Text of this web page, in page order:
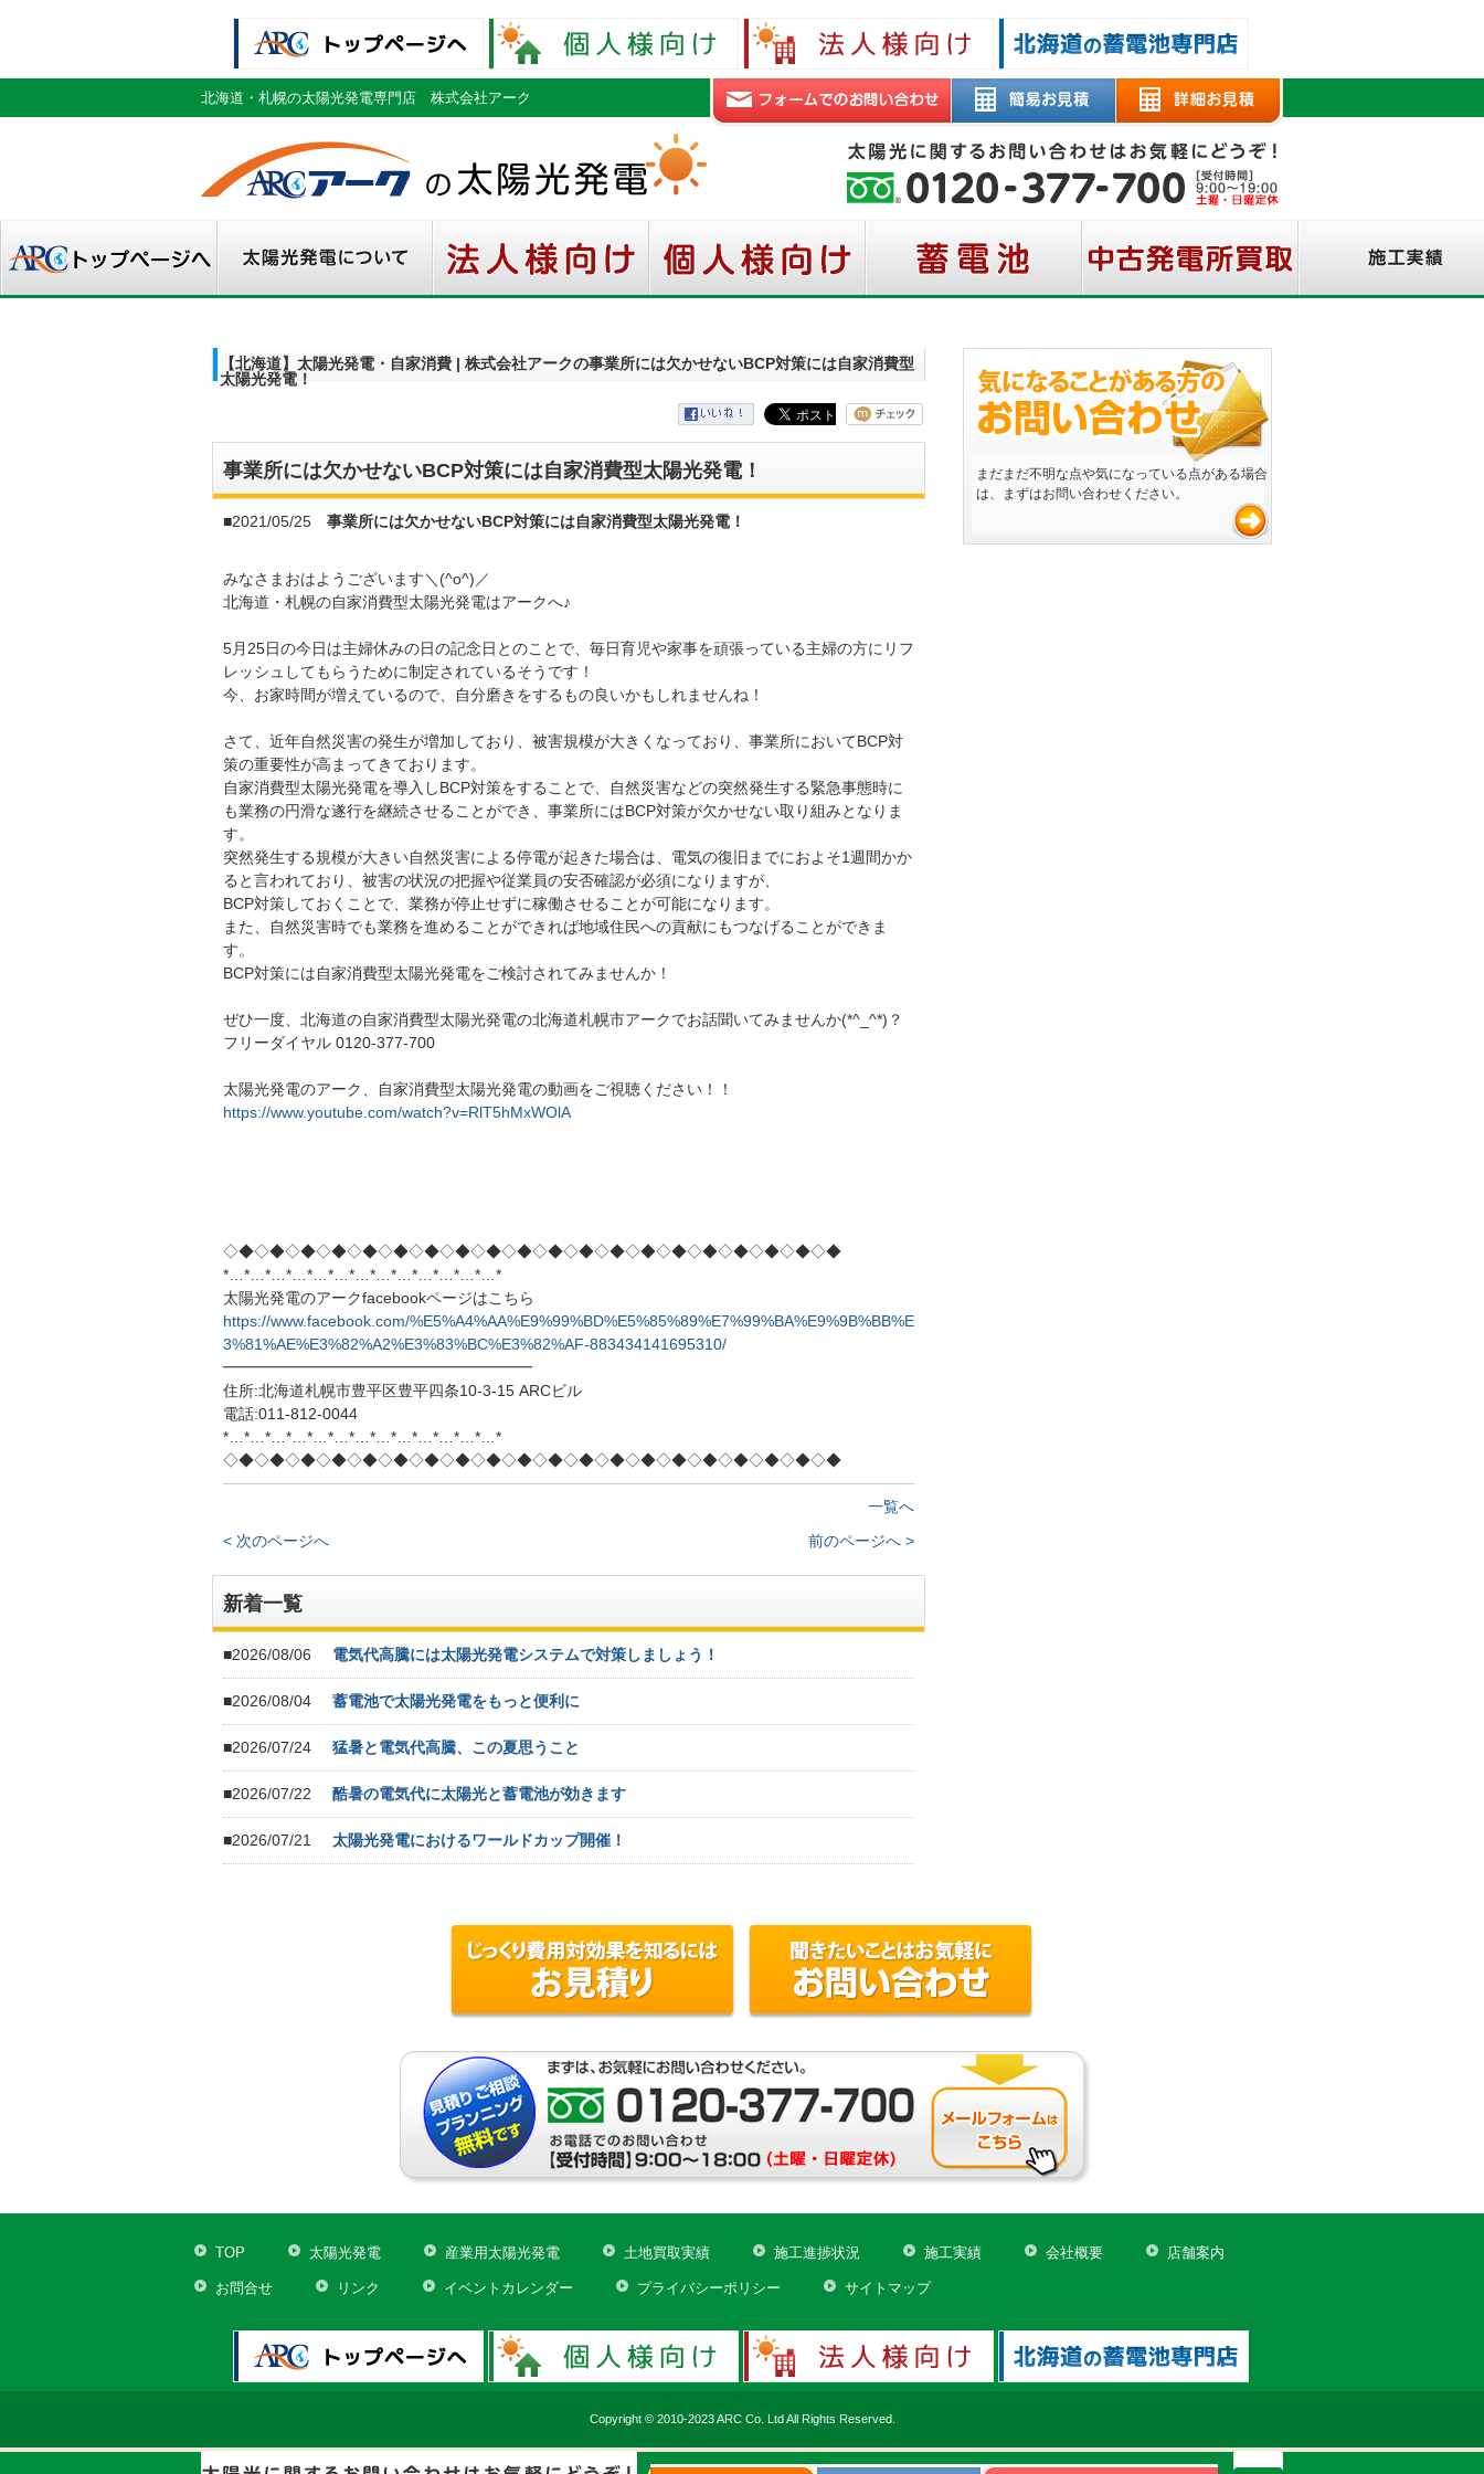
北海道・札幌の太陽光発電専門店 株式会社アーク
【北海道】太陽光発電・自家消費 | 株式会社アークの事業所には欠かせないBCP対策には自家消費型
太陽光発電！
事業所には欠かせないBCP対策には自家消費型太陽光発電！
■2021/05/25 事業所には欠かせないBCP対策には自家消費型太陽光発電！
みなさまおはようございます＼(^o^)／
北海道・札幌の自家消費型太陽光発電はアークへ♪
5月25日の今日は主婦休みの日の記念日とのことで、毎日育児や家事を頑張っている主婦の方にリフ
レッシュしてもらうために制定されているそうです！
今、お家時間が増えているので、自分磨きをするもの良いかもしれませんね！
さて、近年自然災害の発生が増加しており、被害規模が大きくなっており、事業所においてBCP対
策の重要性が高まってきております。
自家消費型太陽光発電を導入しBCP対策をすることで、自然災害などの突然発生する緊急事態時に
も業務の円滑な遂行を継続させることができ、事業所にはBCP対策が欠かせない取り組みとなりま
す。
突然発生する規模が大きい自然災害による停電が起きた場合は、電気の復旧までにおよそ1週間かか
ると言われており、被害の状況の把握や従業員の安否確認が必須になりますが、
BCP対策しておくことで、業務が停止せずに稼働させることが可能になります。
また、自然災害時でも業務を進めることができれば地域住民への貢献にもつなげることができま
す。
BCP対策には自家消費型太陽光発電をご検討されてみませんか！
ぜひ一度、北海道の自家消費型太陽光発電の北海道札幌市アークでお話聞いてみませんか(*^_^*)？
フリーダイヤル 0120-377-700
太陽光発電のアーク、自家消費型太陽光発電の動画をご視聴ください！！
https://www.youtube.com/watch?v=RlT5hMxWOlA
◇◆◇◆◇◆◇◆◇◆◇◆◇◆◇◆◇◆◇◆◇◆◇◆◇◆◇◆◇◆◇◆◇◆◇◆◇◆◇◆
*…*…*…*…*…*…*…*…*…*…*…*…*…*
太陽光発電のアークfacebookページはこちら
https://www.facebook.com/%E5%A4%AA%E9%99%BD%E5%85%89%E7%99%BA%E9%9B%BB%E
3%81%AE%E3%82%A2%E3%83%BC%E3%82%AF-883434141695310/
━━━━━━━━━━━━━━━━━━━━
住所:北海道札幌市豊平区豊平四条10-3-15 ARCビル
電話:011-812-0044
*…*…*…*…*…*…*…*…*…*…*…*…*…*
◇◆◇◆◇◆◇◆◇◆◇◆◇◆◇◆◇◆◇◆◇◆◇◆◇◆◇◆◇◆◇◆◇◆◇◆◇◆◇◆
一覧へ
< 次のページへ
前のページへ >
新着一覧
■2026/08/06 電気代高騰には太陽光発電システムで対策しましょう！
■2026/08/04 蓄電池で太陽光発電をもっと便利に
■2026/07/24 猛暑と電気代高騰、この夏思うこと
■2026/07/22 酷暑の電気代に太陽光と蓄電池が効きます
■2026/07/21 太陽光発電におけるワールドカップ開催！
まだまだ不明な点や気になっている点がある場合
は、まずはお問い合わせください。
TOP 太陽光発電 産業用太陽光発電 土地買取実績 施工進捗状況 施工実績 会社概要 店舗案内
お問合せ リンク イベントカレンダー プライバシーポリシー サイトマップ
Copyright © 2010-2023 ARC Co. Ltd All Rights Reserved.